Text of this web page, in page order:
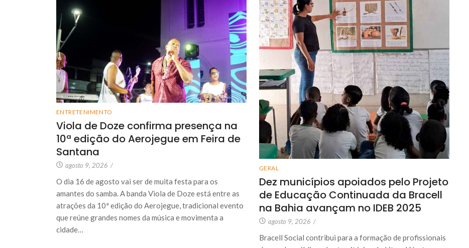
ENTRETENIMENTO
Viola de Doze confirma presença na
10ª edição do Aerojegue em Feira de
Santana
agosto 9, 2026 /
O dia 16 de agosto vai ser de muita festa para os
amantes do samba. A banda Viola de Doze está entre as
atrações da 10ª edição do Aerojegue, tradicional evento
que reúne grandes nomes da música e movimenta a
cidade…
GERAL
Dez municípios apoiados pelo Projeto
de Educação Continuada da Bracell
na Bahia avançam no IDEB 2025
agosto 9, 2026 /
Bracell Social contribui para a formação de profissionais